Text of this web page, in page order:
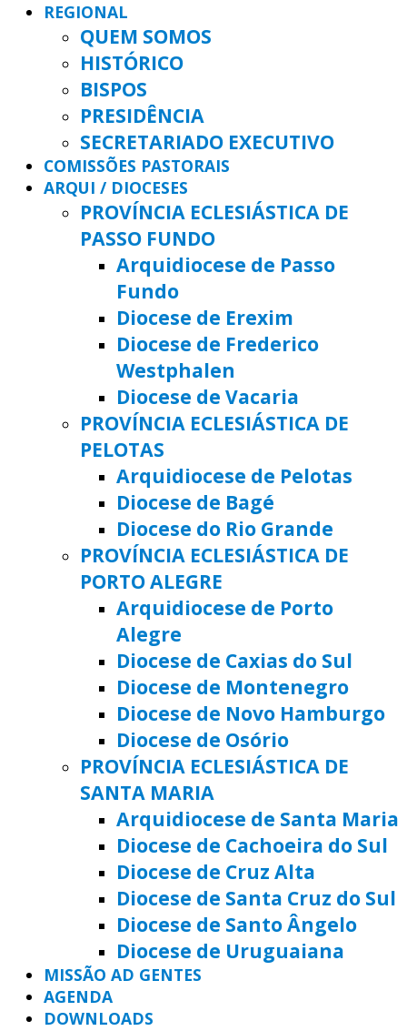
REGIONAL
QUEM SOMOS
HISTÓRICO
BISPOS
PRESIDÊNCIA
SECRETARIADO EXECUTIVO
COMISSÕES PASTORAIS
ARQUI / DIOCESES
PROVÍNCIA ECLESIÁSTICA DE
PASSO FUNDO
Arquidiocese de Passo
Fundo
Diocese de Erexim
Diocese de Frederico
Westphalen
Diocese de Vacaria
PROVÍNCIA ECLESIÁSTICA DE
PELOTAS
Arquidiocese de Pelotas
Diocese de Bagé
Diocese do Rio Grande
PROVÍNCIA ECLESIÁSTICA DE
PORTO ALEGRE
Arquidiocese de Porto
Alegre
Diocese de Caxias do Sul
Diocese de Montenegro
Diocese de Novo Hamburgo
Diocese de Osório
PROVÍNCIA ECLESIÁSTICA DE
SANTA MARIA
Arquidiocese de Santa Maria
Diocese de Cachoeira do Sul
Diocese de Cruz Alta
Diocese de Santa Cruz do Sul
Diocese de Santo Ângelo
Diocese de Uruguaiana
MISSÃO AD GENTES
AGENDA
DOWNLOADS